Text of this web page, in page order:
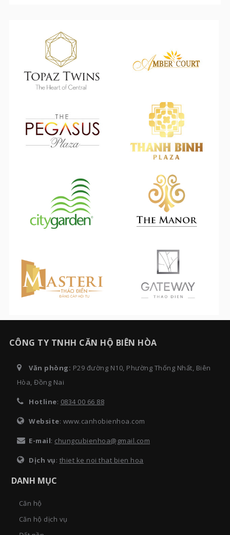
CÔNG TY TNHH CĂN HỘ BIÊN HÒA
Văn phòng: P29 đường N10, Phường Thống Nhất, Biên
Hòa, Đồng Nai
Hotline: 0834 00 66 88
Website: www.canhobienhoa.com
E-mail: chungcubienhoa@gmail.com
Dịch vụ: thiet ke noi that bien hoa
DANH MỤC
Căn hộ
Căn hộ dịch vụ